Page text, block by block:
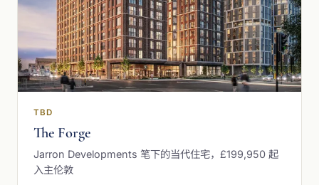
TBD
The Forge
Jarron Developments 笔下的当代住宅，£199,950 起
入主伦敦